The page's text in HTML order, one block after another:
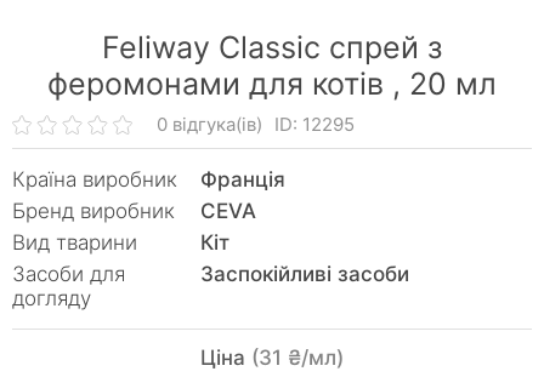
Feliway Classic спрей з
феромонами для котів , 20 мл
0 відгука(ів) ID: 12295
Країна виробник
Франція
Бренд виробник
CEVA
Вид тварини
Кiт
Засоби для
догляду
Заспокійливі засоби
Ціна (31 ₴/мл)